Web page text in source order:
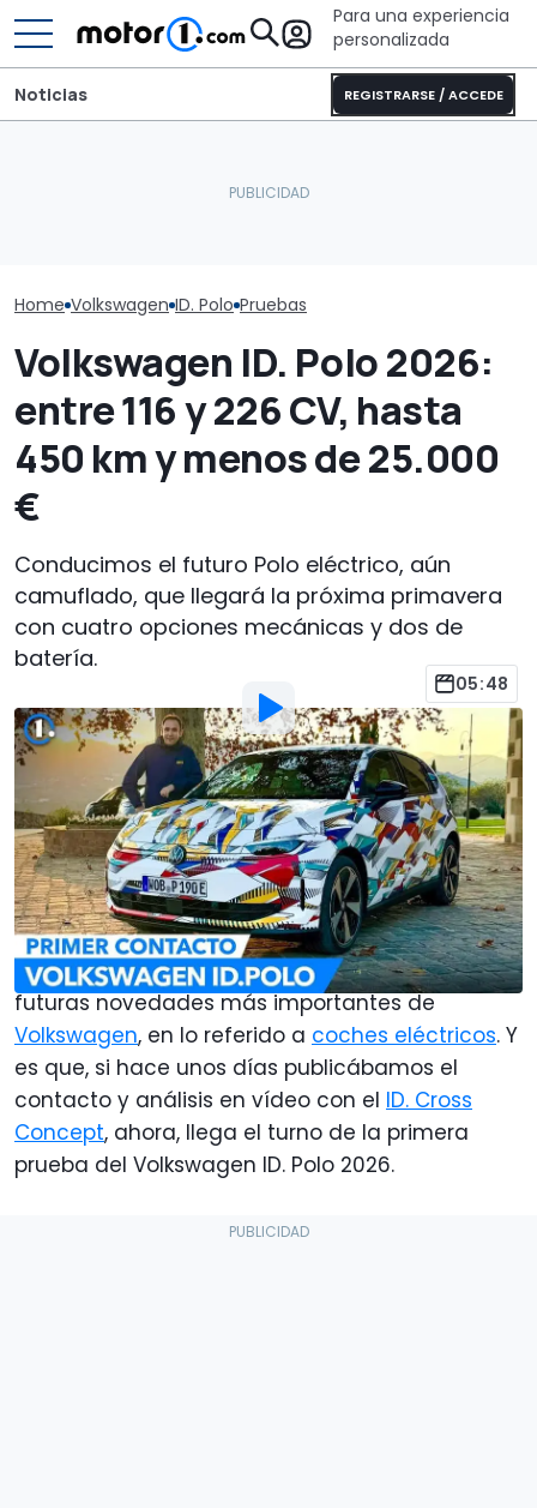
Para una experiencia
personalizada
REGISTRARSE / ACCEDE
Noticias
Home Volkswagen ID. Polo Pruebas
Volkswagen ID. Polo 2026:
entre 116 y 226 CV, hasta
450 km y menos de 25.000
€
Conducimos el futuro Polo eléctrico, aún
camuflado, que llegará la próxima primavera
con cuatro opciones mecánicas y dos de
batería.
05:48
Javier Llorente
15 Dic 2025a las12:00
Añadir Motor1.com como
fuente preferida en Google
En poco menos de dos semanas, hemos tenido
la oportunidad de poderprobardos de las
futuras novedades más importantes de
Volkswagen, en lo referido a coches eléctricos. Y
es que, si hace unos días publicábamos el
contacto y análisis en vídeo con el ID. Cross
Concept, ahora, llega el turno de la primera
prueba del Volkswagen ID. Polo 2026.